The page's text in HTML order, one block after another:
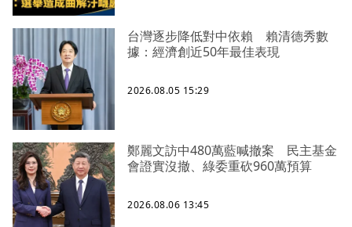
台灣逐步降低對中依賴 賴清德秀數
據：經濟創近50年最佳表現
2026.08.05 15:29
鄭麗文訪中480萬藍喊撤案 民主基金
會證實沒撤、綠委重砍960萬預算
2026.08.06 13:45